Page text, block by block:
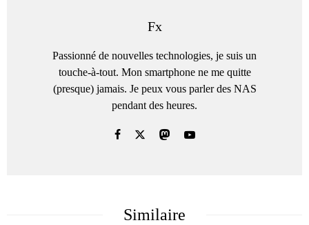
Fx
Passionné de nouvelles technologies, je suis un
touche-à-tout. Mon smartphone ne me quitte
(presque) jamais. Je peux vous parler des NAS
pendant des heures.
Similaire